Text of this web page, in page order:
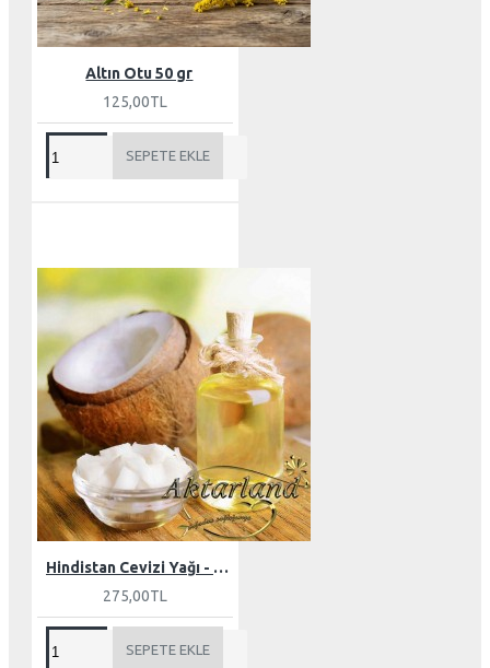
Altın Otu 50 gr
125,00TL
SEPETE EKLE
Hindistan Cevizi Yağı - Butter 150 gr
275,00TL
SEPETE EKLE